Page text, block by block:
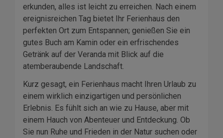
erkunden, alles ist leicht zu erreichen. Nach einem
ereignisreichen Tag bietet Ihr Ferienhaus den
perfekten Ort zum Entspannen; genießen Sie ein
gutes Buch am Kamin oder ein erfrischendes
Getränk auf der Veranda mit Blick auf die
atemberaubende Landschaft.
Kurz gesagt, ein Ferienhaus macht Ihren Urlaub zu
einem wirklich einzigartigen und persönlichen
Erlebnis. Es fühlt sich an wie zu Hause, aber mit
einem Hauch von Abenteuer und Entdeckung. Ob
Sie nun Ruhe und Frieden in der Natur suchen oder